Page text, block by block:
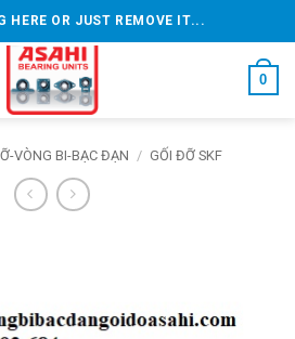
HERE OR JUST REMOVE IT...
0
VÒNG BI-BẠC ĐẠN / GỐI ĐỠ SKF